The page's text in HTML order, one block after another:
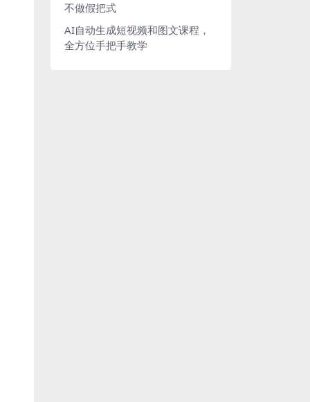
不做假把式
AI自动生成短视频和图文课程，
全方位手把手教学